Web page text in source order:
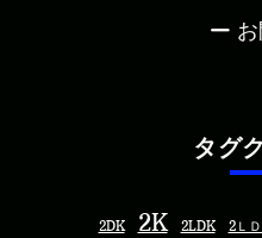
タグ
2DK 2K 2LDK 2Ｌ